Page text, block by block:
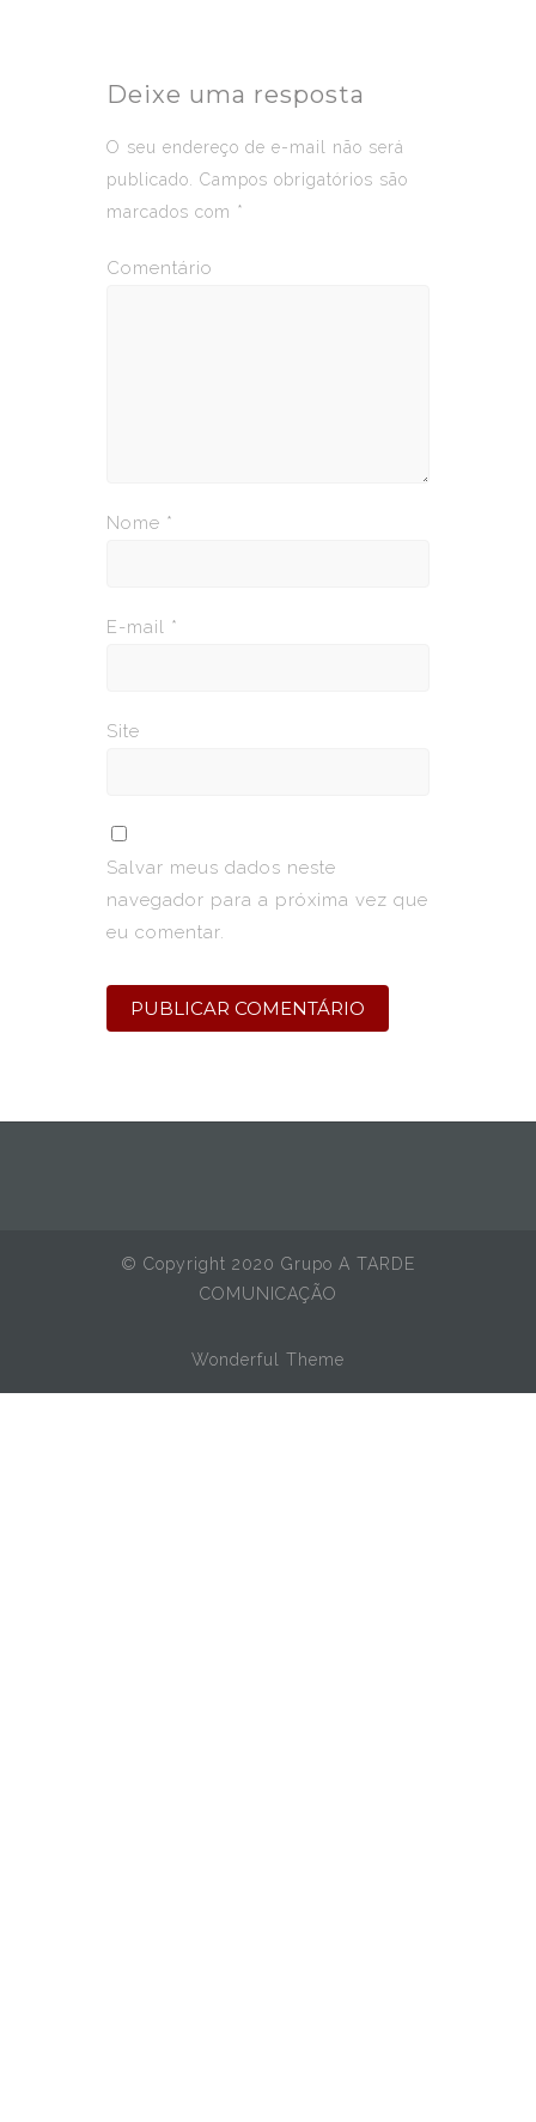
Deixe uma resposta
O seu endereço de e-mail não será
publicado.
Campos obrigatórios são
marcados com *
Comentário
Nome *
E-mail *
Site
Salvar meus dados neste
navegador para a próxima vez que
eu comentar.
© Copyright 2020 Grupo A TARDE
COMUNICAÇÃO
Wonderful Theme